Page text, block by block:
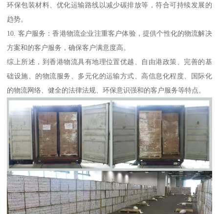
环保包装材料、优化运输路线以减少碳排放等，符合可持续发展的
趋势。
10. 客户服务：香港物流企业注重客户体验，提供个性化的物流解决
方案和的客户服务，确保客户满意度高。
综上所述，到香港物流具有地理位置优越、自由港政策、完善的基
础设施、的物流服务、多元化的运输方式、高信息化程度、国际化
的物流网络、健全的法律法规、环保意识强和的客户服务等特点。